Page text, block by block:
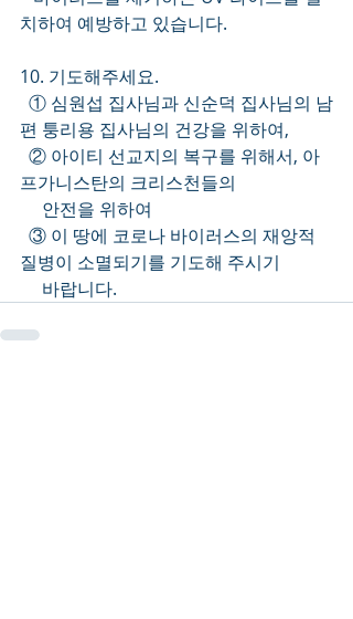
치하여 예방하고 있습니다.
10. 기도해주세요.
편 퉁리용 집사님의 건강을 위하여,
프가니스탄의 크리스천들의
     안전을 위하여
질병이 소멸되기를 기도해 주시기
     바랍니다.